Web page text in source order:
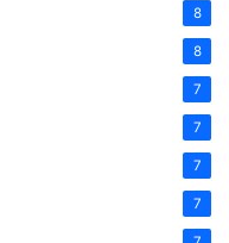
8
8
7
7
7
7